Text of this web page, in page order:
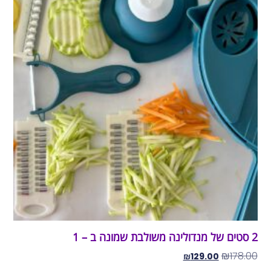
2 סטים של מנדולינה משולבת שמונה ב – 1
₪178.00
₪129.00